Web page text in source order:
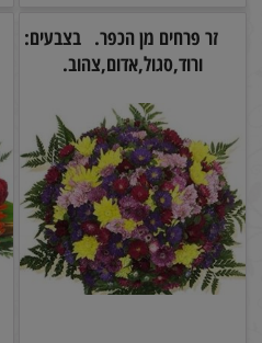
זר פרחים מן הכפר. בצבעים:
ורוד,סגול,אדום,צהוב.